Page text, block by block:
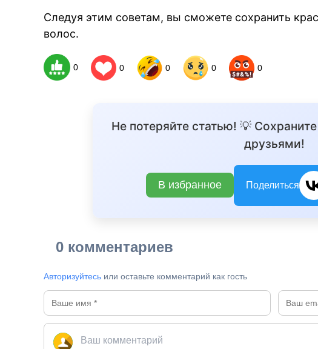
Следуя этим советам, вы сможете сохранить
волос.
0 0 0 0 0
Не потеряйте статью! 💡
друзьями!
В избранное Поделиться
0 комментариев
Авторизуйтесь или оставьте комментарий как гость